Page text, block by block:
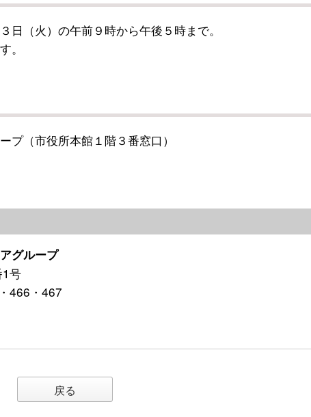
（火）の午前９時から午後５時まで。
。
プ（市役所本館１階３番窓口）
グループ
号
466・467
戻る